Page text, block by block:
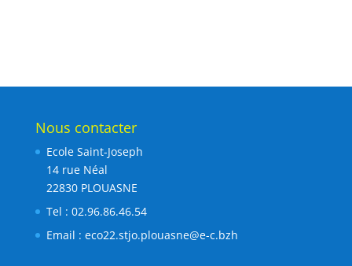
Nous contacter
Ecole Saint-Joseph
14 rue Néal
22830 PLOUASNE
Tel : 02.96.86.46.54
Email : eco22.stjo.plouasne@e-c.bzh